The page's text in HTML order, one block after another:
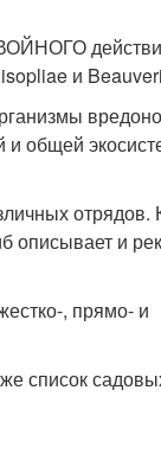
и
и общей
отрядов.
описывает и
, прямо- и
список